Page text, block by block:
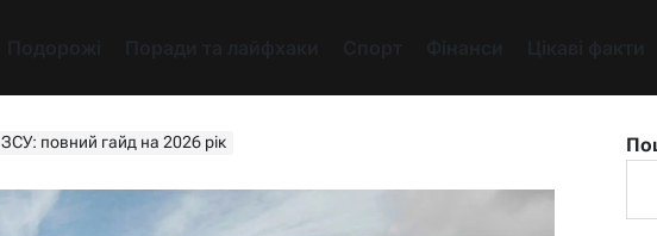
повний гайд на 2026 рік